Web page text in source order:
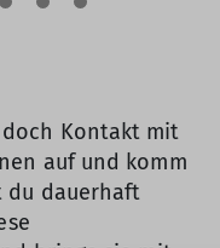
Sigmaringen
doch Kontakt mit
auf und komm
du dauerhaft